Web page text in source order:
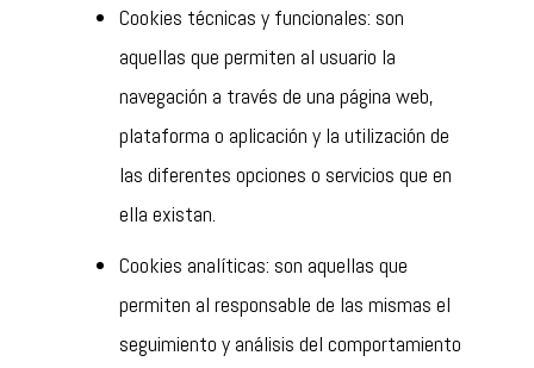
Cookies técnicas y funcionales: son
aquellas que permiten al usuario la
navegación a través de una página web,
plataforma o aplicación y la utilización de
las diferentes opciones o servicios que en
ella existan.
Cookies analíticas: son aquellas que
permiten al responsable de las mismas el
seguimiento y análisis del comportamiento